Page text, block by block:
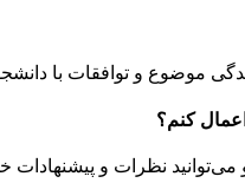
موضوع و توافقات با
می‌توانید نظرات و